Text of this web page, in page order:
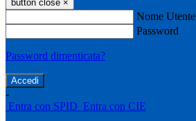
button close ×
Nome Utente
Password
Password dimenticata?
-
Entra con SPID Entra con CIE